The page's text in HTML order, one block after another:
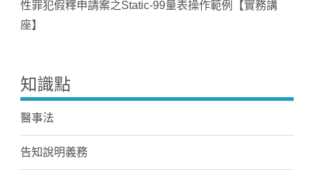
性罪犯假釋申請案之Static-99量表操作範例【實務講
座】
知識點
醫事法
告知說明義務